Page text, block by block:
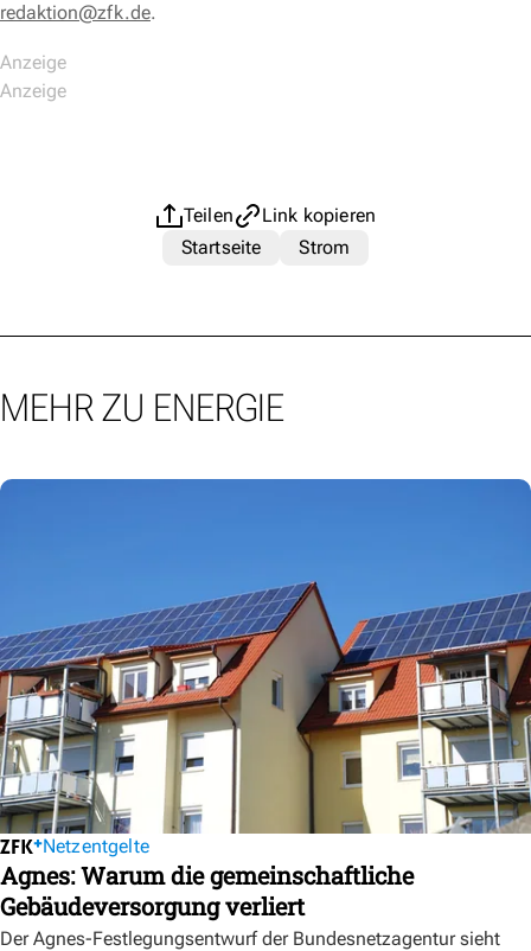
redaktion@zfk.de.
Teilen
Link kopieren
Startseite
Strom
MEHR ZU ENERGIE
Netzentgelte
Agnes: Warum die gemeinschaftliche
Gebäudeversorgung verliert
Der Agnes-Festlegungsentwurf der Bundesnetzagentur sieht